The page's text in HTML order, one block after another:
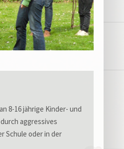
8-16 jährige Kinder- und
aggressives
Schule oder in der